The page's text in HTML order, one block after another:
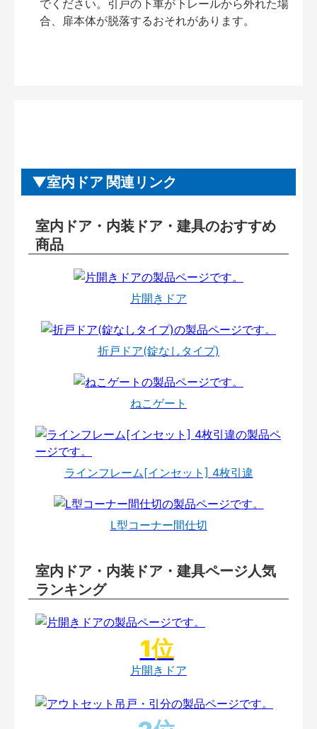
でください。引戸の下車が下レールから外れた場
合、扉本体が脱落するおそれがあります。
室内ドア 関連リンク
室内ドア・内装ドア・建具のおすすめ
商品
片開きドア
折戸ドア(錠なしタイプ)
ねこゲート
ラインフレーム[インセット] 4枚引違
L型コーナー間仕切
室内ドア・内装ドア・建具ページ人気
ランキング
片開きドア